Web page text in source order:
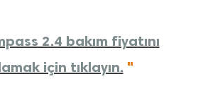
2.4 bakım fiyatını
için tıklayın. "